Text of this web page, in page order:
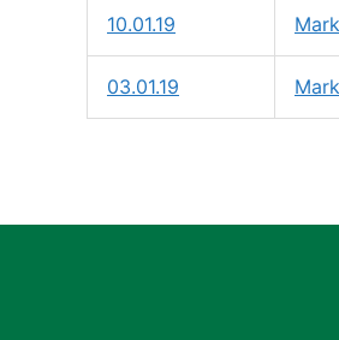
10.01.19
03.01.19